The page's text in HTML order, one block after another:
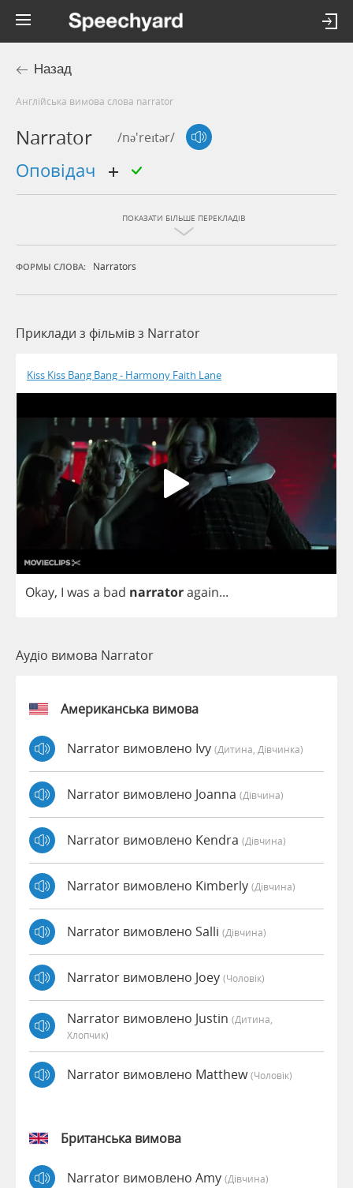
Назад
Англійська вимова слова narrator
Narrator /nə'reɪtər/
оповідач
ПОКАЗАТИ БІЛЬШЕ ПЕРЕКЛАДІВ
ФОРМЫ СЛОВА: Narrators
Приклади з фільмів з Narrator
Kiss Kiss Bang Bang - Harmony Faith Lane
Okay, I was a bad narratoragain...
Аудіо вимова Narrator
Американська вимова
Narrator вимовлено Ivy (дитина, Дівчинка)
Narrator вимовлено Joanna (дівчина)
Narrator вимовлено Kendra (дівчина)
Narrator вимовлено Kimberly (дівчина)
Narrator вимовлено Salli (дівчина)
Narrator вимовлено Joey (чоловік)
Narrator вимовлено Justin (дитина,
Хлопчик)
Narrator вимовлено Matthew(чоловік)
Британська вимова
Narrator вимовлено Amy (дівчина)